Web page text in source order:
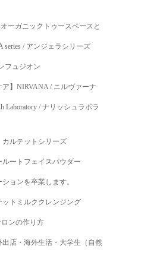
ーガニックトゥースペースと
series / アンジェラシリーズ
フュジオン
ア】NIRVANA / ニルヴァーナ
Laboratory / ナリッシュラボラ
カルテットシリーズ
ルートフェイスパウダー
ョンを卒業します。
ットミルククレンジング
ンの作り方
出店・海外生活・大学生（自然